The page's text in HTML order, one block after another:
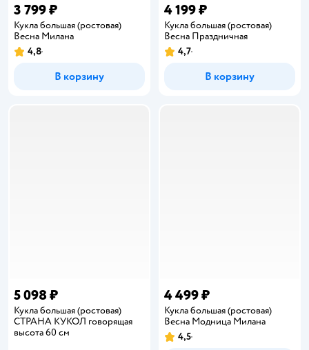
3 799 ₽
Кукла большая (ростовая)
Весна Милана
Рейтинг:
4,8
В корзину
4 199 ₽
Кукла большая (ростовая)
Весна Праздничная
Рейтинг:
4,7
В корзину
5 098 ₽
Кукла большая (ростовая)
СТРАНА КУКОЛ говорящая
высота 60 см
4 499 ₽
Кукла большая (ростовая)
Весна Модница Милана
Рейтинг:
4,5